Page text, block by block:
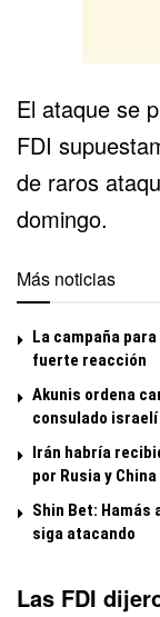
El ataque se
FDI
de raros
domingo.
Más noticias
La campaña
fuerte reacción
Akunis ordena
consulado israelí
Irán habría
por Rusia y China
Shin Bet:
siga atacando
Las FDI